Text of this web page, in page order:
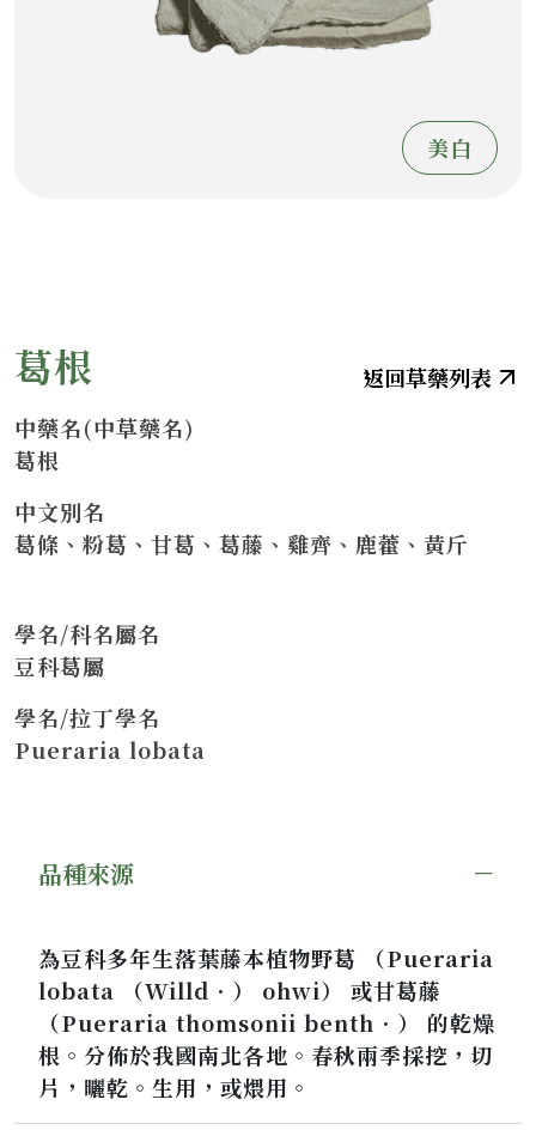
美白
葛根
中藥名(中草藥名)
葛根
中文別名
葛條、粉葛、甘葛、葛藤、雞齊、鹿藿、黃斤
學名/科名屬名
豆科葛屬
學名/拉丁學名
Pueraria lobata
品種來源
為豆科多年生落葉藤本植物野葛 （Pueraria
lobata （Willd．） ohwi） 或甘葛藤
（Pueraria thomsonii benth．） 的乾燥
根。分佈於我國南北各地。春秋兩季採挖，切
片，曬乾。生用，或煨用。